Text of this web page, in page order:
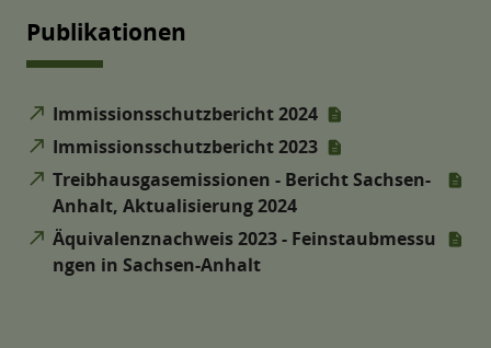
Publikationen
north_east Immissionsschutzbericht 2024
north_east Immissionsschutzbericht 2023
north_east Treibhausgasemissionen - Bericht Sachsen-
Anhalt, Aktualisierung 2024
north_east Äquivalenznachweis 2023 - Feinstaubmessu
ngen in Sachsen-Anhalt